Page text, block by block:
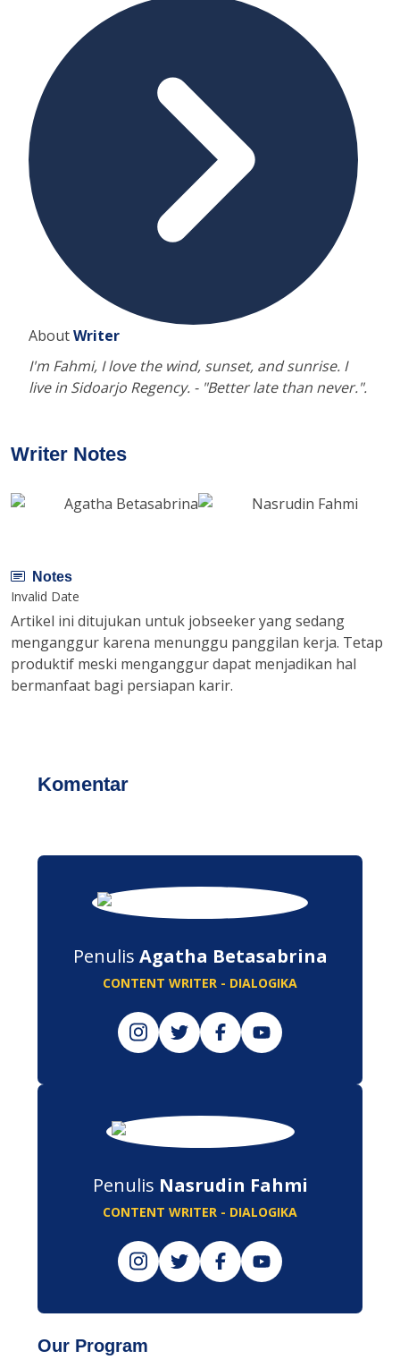
AboutWriter
I'm Fahmi, I love the wind, sunset, and sunrise. I
live in Sidoarjo Regency. - "Better late than never.".
Writer Notes
Agatha Betasabrina Nasrudin Fahmi
Notes
Invalid Date
Artikel ini ditujukan untuk jobseeker yang sedang
menganggur karena menunggu panggilan kerja. Tetap
produktif meski menganggur dapat menjadikan hal
bermanfaat bagi persiapan karir.
Komentar
Penulis Agatha Betasabrina
CONTENT WRITER - DIALOGIKA
Penulis Nasrudin Fahmi
CONTENT WRITER - DIALOGIKA
Our Program